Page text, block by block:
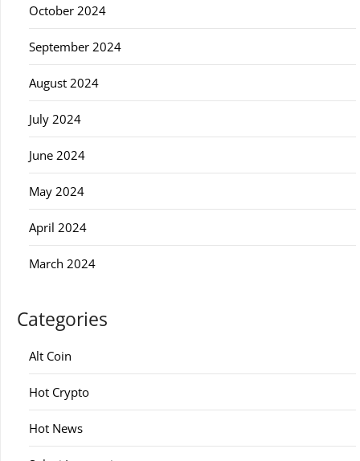
October 2024
September 2024
August 2024
July 2024
June 2024
May 2024
April 2024
March 2024
Categories
Alt Coin
Hot Crypto
Hot News